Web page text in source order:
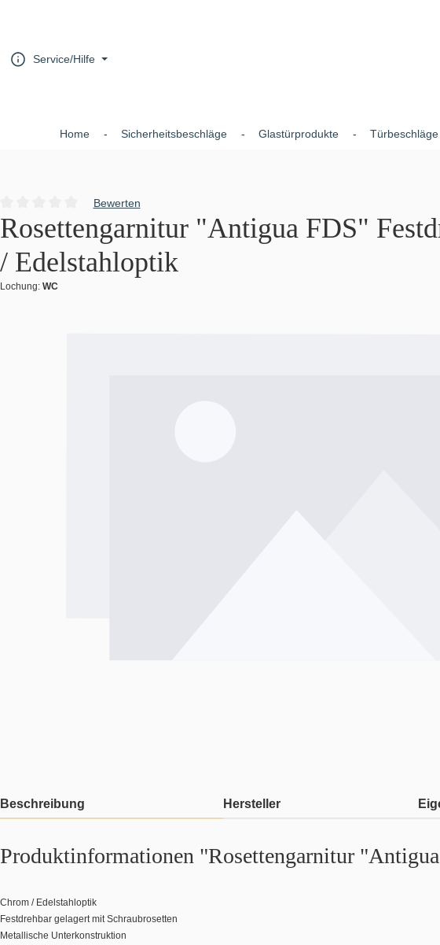
Service/Hilfe
Home Sicherheitsbeschläge Glastürprodukte Türbeschläge
Durchschnittliche Bewertung von 0 von 5 Sternen
Bewerten
Rosettengarnitur "Antigua FDS"
/ Edelstahloptik
Lochung: WC
Beschreibung Hersteller
Produktinformationen "Rosettengarnitur
Chrom / Edelstahloptik
Festdrehbar gelagert mit Schraubrosetten
Metallische Unterkonstruktion